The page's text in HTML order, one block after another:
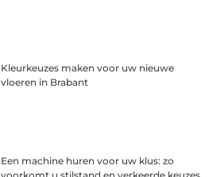
Kleurkeuzes maken voor uw nieuwe
vloeren in Brabant
Een machine huren voor uw klus: zo